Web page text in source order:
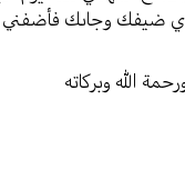
ضيفك وجاىك
الله وبركاته